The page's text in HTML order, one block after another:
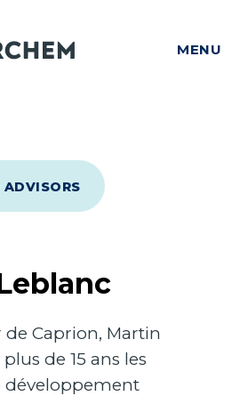
MENU
Caprion, Martin
de 15 ans les
développement